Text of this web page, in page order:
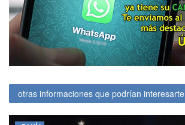
otras informaciones que podrían interesarte